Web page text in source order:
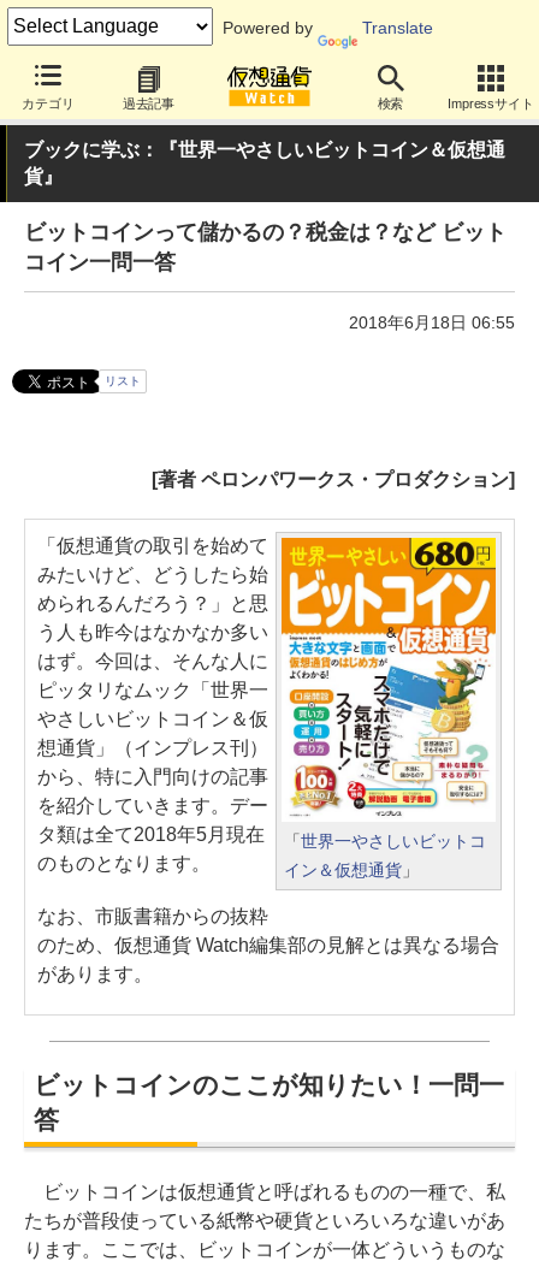
Powered by Translate
カテゴリ 過去記事 検索 Impressサイト
ブックに学ぶ：『世界一やさしいビットコイン＆仮想通
貨』
ビットコインって儲かるの？税金は？など ビット
コイン一問一答
2018年6月18日 06:55
リスト
[著者 ペロンパワークス・プロダクション]
「世界一やさしいビットコ
イン＆仮想通貨」
「仮想通貨の取引を始めて
みたいけど、どうしたら始
められるんだろう？」と思
う人も昨今はなかなか多い
はず。今回は、そんな人に
ピッタリなムック「世界一
やさしいビットコイン＆仮
想通貨」（インプレス刊）
から、特に入門向けの記事
を紹介していきます。デー
タ類は全て2018年5月現在
のものとなります。
なお、市販書籍からの抜粋
のため、仮想通貨 Watch編集部の見解とは異なる場合
があります。
ビットコインのここが知りたい！一問一
答
ビットコインは仮想通貨と呼ばれるものの一種で、私
たちが普段使っている紙幣や硬貨といろいろな違いがあ
ります。ここでは、ビットコインが一体どういうものな